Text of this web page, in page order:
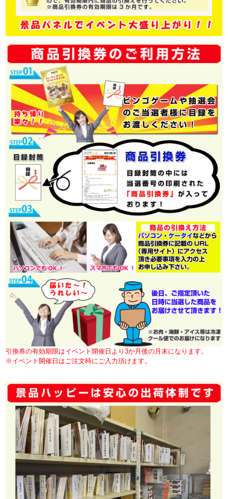
引換券の有効期限はイベント開催日より3か月後の月末になります。
※イベント開催日はご注文時にご入力頂けます。